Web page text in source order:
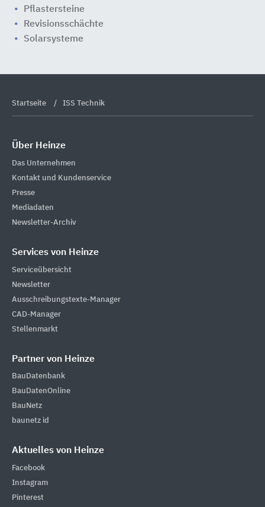
Pflastersteine
Revisionsschächte
Solarsysteme
Startseite ISS Technik
Über Heinze
Das Unternehmen
Kontakt und Kundenservice
Presse
Mediadaten
Newsletter-Archiv
Services von Heinze
Serviceübersicht
Newsletter
Ausschreibungstexte-Manager
CAD-Manager
Stellenmarkt
Partner von Heinze
BauDatenbank
BauDatenOnline
BauNetz
baunetz id
Aktuelles von Heinze
Facebook
Instagram
Pinterest